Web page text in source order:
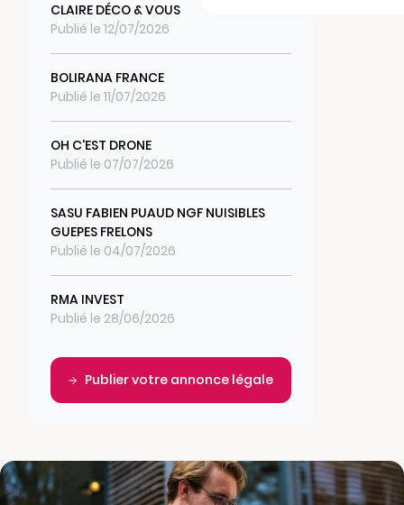
CLAIRE DÉCO & VOUS
Publié le 12/07/2026
BOLIRANA FRANCE
Publié le 11/07/2026
OH C'EST DRONE
Publié le 07/07/2026
SASU FABIEN PUAUD NGF NUISIBLES
GUEPES FRELONS
Publié le 04/07/2026
RMA INVEST
Publié le 28/06/2026
Publier votre annonce légale